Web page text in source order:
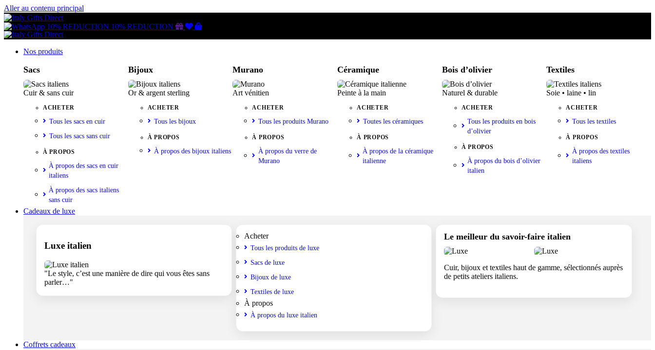
Aller au contenu principal
10% REDUCTION 10% REDUCTION Gutscheine
Wunschliste
Warenkorb
Nos produits
Sacs
Cuir & sans cuir
ACHETER
Tous les sacs en cuir
Tous les sacs sans cuir
À PROPOS
À propos des sacs en cuir
italiens
À propos des sacs italiens
sans cuir
Bijoux
Or & argent sterling
ACHETER
Tous les bijoux
À PROPOS
À propos des bijoux italiens
Murano
Art vénitien
ACHETER
Tous les produits Murano
À PROPOS
À propos du verre de
Murano
Céramique
Peinte à la main
ACHETER
Toutes les céramiques
À PROPOS
À propos de la céramique
italienne
Bois d’olivier
Naturel & durable
ACHETER
Tous les produits en bois
d’olivier
À PROPOS
À propos du bois d’olivier
italien
Textiles
Soie • laine • lin
ACHETER
Tous les textiles
À PROPOS
À propos des textiles
italiens
Cadeaux de luxe
Luxe italien
"Le style, c’est une manière de dire qui vous êtes sans
parler…"
Acheter
Tous les produits de luxe
Sacs de luxe
Bijoux de luxe
Textiles de luxe
À propos
À propos du luxe italien
Le meilleur du savoir-faire italien
Cuir, bijoux et textiles haut de gamme, sélectionnés auprès
de petits ateliers italiens.
Coffrets cadeaux